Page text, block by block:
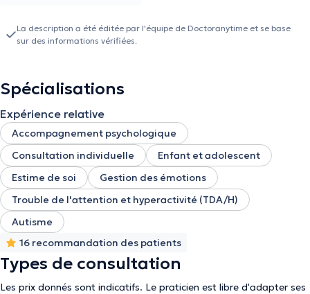
La description a été éditée par l'équipe de Doctoranytime et se base
sur des informations vérifiées.
Spécialisations
Expérience relative
Accompagnement psychologique
Consultation individuelle
Enfant et adolescent
Estime de soi
Gestion des émotions
Trouble de l'attention et hyperactivité (TDA/H)
Autisme
16 recommandation des patients
Types de consultation
Les prix donnés sont indicatifs. Le praticien est libre d'adapter ses